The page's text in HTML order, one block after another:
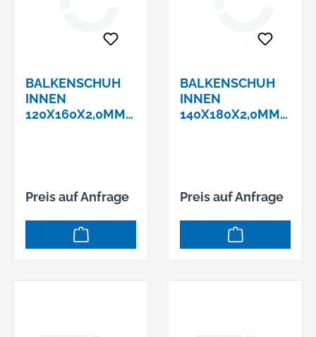
BALKENSCHUH
INNEN
120X160X2,0MMC
Preis auf Anfrage
BALKENSCHUH
INNEN
140X180X2,0MMC
Preis auf Anfrage